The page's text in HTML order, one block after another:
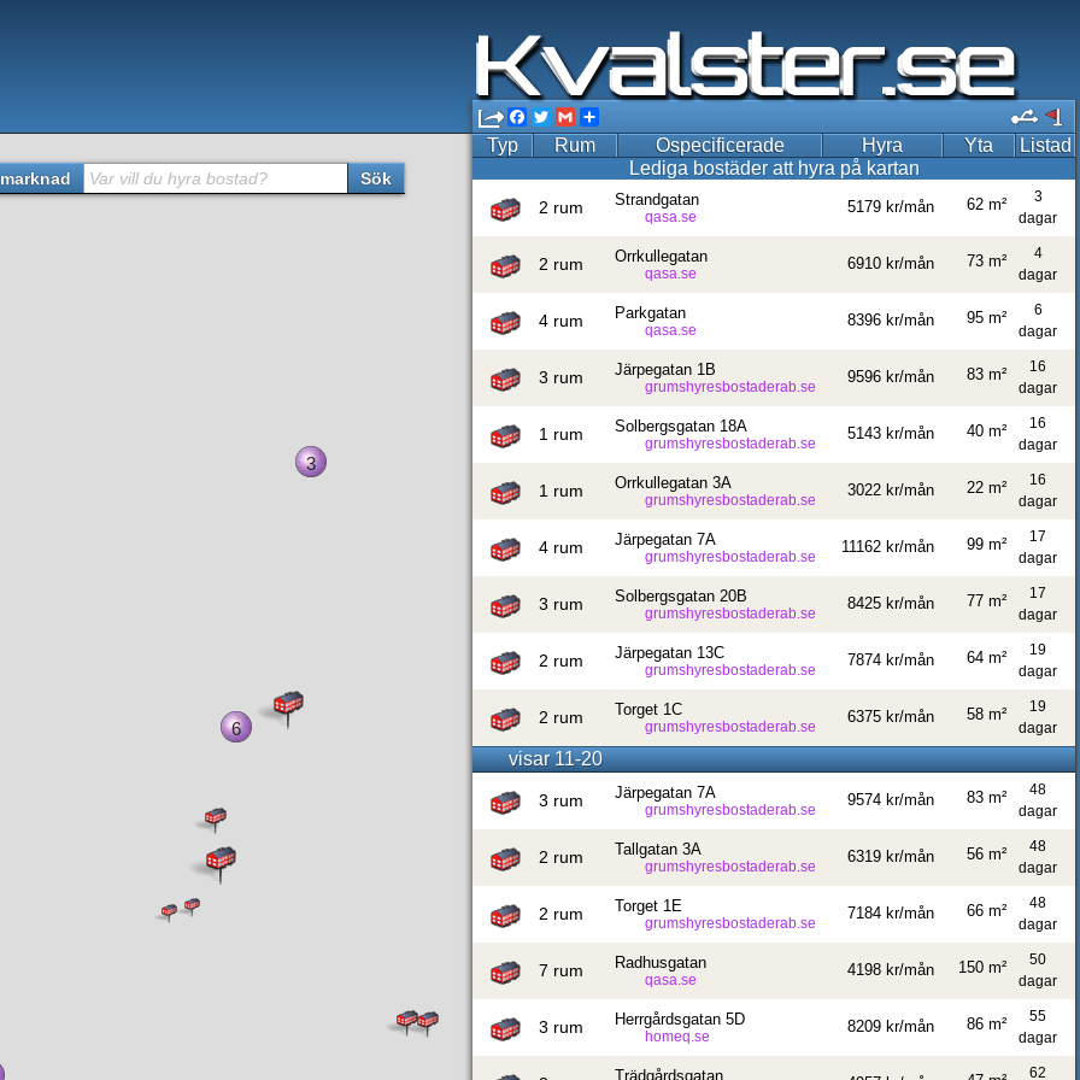
Facebook
TwitterGmail
Typ
Rum Ospecificerade Hyra Yta
Listad
Lediga bostäder att hyra på kartan
2 rum Strandgatan
qasa.se
5179 kr/mån
3
dagar
62 m²
2 rum Orrkullegatan
qasa.se
6910 kr/mån
4
dagar
73 m²
4 rum Parkgatan
qasa.se
8396 kr/mån
6
dagar
95 m²
3 rum Järpegatan 1B
grumshyresbostaderab.se
9596 kr/mån
16
dagar
83 m²
1 rum Solbergsgatan 18A
grumshyresbostaderab.se
5143 kr/mån
16
dagar
40 m²
1 rum Orrkullegatan 3A
grumshyresbostaderab.se
3022 kr/mån
16
dagar
22 m²
4 rum Järpegatan 7A
grumshyresbostaderab.se
11162 kr/mån
17
dagar
99 m²
3 rum Solbergsgatan 20B
grumshyresbostaderab.se
8425 kr/mån
17
dagar
77 m²
2 rum Järpegatan 13C
grumshyresbostaderab.se
7874 kr/mån
19
dagar
64 m²
2 rum Torget 1C
grumshyresbostaderab.se
6375 kr/mån
19
dagar
58 m²
visar 11-20
3 rum Järpegatan 7A
grumshyresbostaderab.se
9574 kr/mån
48
dagar
83 m²
2 rum Tallgatan 3A
grumshyresbostaderab.se
6319 kr/mån
48
dagar
56 m²
2 rum Torget 1E
grumshyresbostaderab.se
7184 kr/mån
48
dagar
66 m²
7 rum Radhusgatan
qasa.se
4198 kr/mån
50
dagar
150 m²
3 rum Herrgårdsgatan 5D
homeq.se
8209 kr/mån
55
dagar
86 m²
Trädgårdsgatan 62
Var vill du hyra bostad? Sök
6
3